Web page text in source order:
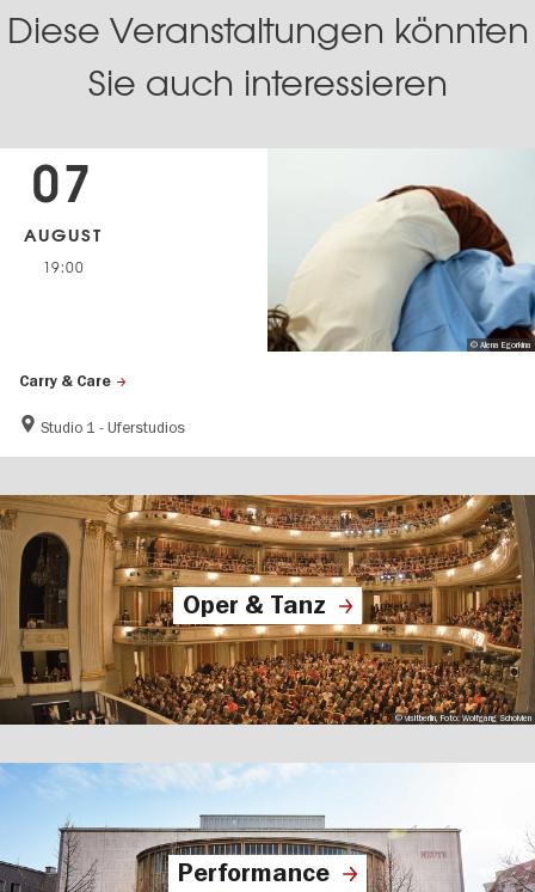
Diese Veranstaltungen könnten
Sie auch interessieren
Carry & Care
Studio 1 - Uferstudios
07
AUGUST
19:00
© Alena Egorkina
Oper & Tanz
© visitberlin, Foto: Wolfgang Scholvien
Performance